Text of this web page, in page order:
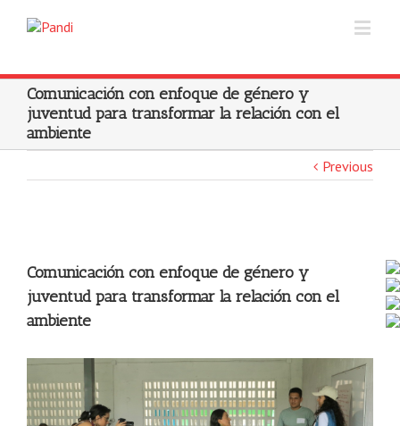
Comunicación con enfoque de género y
juventud para transformar la relación con el
ambiente
Previous
Comunicación con enfoque de género y
juventud para transformar la relación con el
ambiente